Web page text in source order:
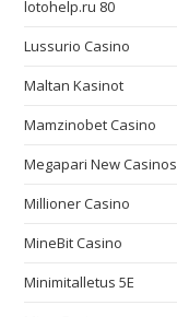
lotohelp.ru 80
Lussurio Casino
Maltan Kasinot
Mamzinobet Casino
Megapari New Casinos
Millioner Casino
MineBit Casino
Minimitalletus 5E